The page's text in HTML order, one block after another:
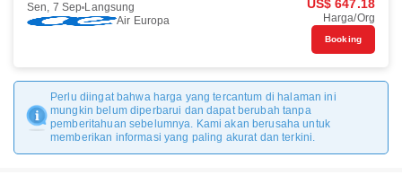
Sen, 7 Sep Langsung
Air Europa
US$ 647.18
Harga/Org
Booking
Perlu diingat bahwa harga yang tercantum di halaman ini
mungkin belum diperbarui dan dapat berubah tanpa
pemberitahuan sebelumnya. Kami akan berusaha untuk
memberikan informasi yang paling akurat dan terkini.